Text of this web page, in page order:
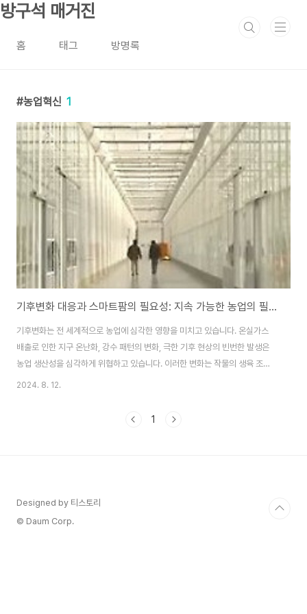
본문 바로가기
방구석 매거진
홈 태그 방명록
농업혁신 1
기후변화 대응과 스마트팜의 필요성: 지속 가능한 농업의 필수 전략 기후변화와 농업의 위기
기후변화는 전 세계적으로 농업에 심각한 영향을 미치고 있습니다. 온실가스
배출로 인한 지구 온난화, 강수 패턴의 변화, 극한 기후 현상의 빈번한 발생은
농업 생산성을 심각하게 위협하고 있습니다. 이러한 변화는 작물의 생육 조건
을 불안정하게 만들며, 이는 수확량 감소와 품질 저하로 이어집니다. 농업 생태
이 되고 있습니다. 이러한 상황에서 기존의 전통적인 농업 방식만으로는 기후
2024. 8. 12.
1
Designed by 티스토리
© Daum Corp.